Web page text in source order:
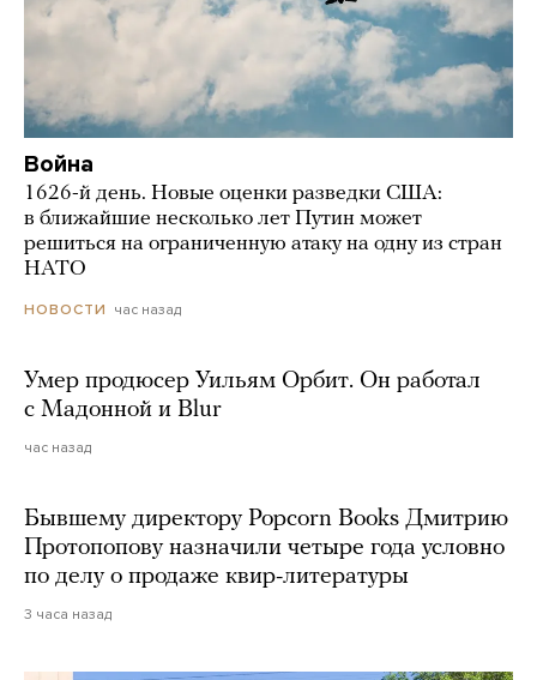
Война
1626-й день. Новые оценки разведки США:
в ближайшие несколько лет Путин может
решиться на ограниченную атаку на одну из стран
НАТО
НОВОСТИ час назад
Умер продюсер Уильям Орбит. Он работал
с Мадонной и Blur
час назад
Бывшему директору Popcorn Books Дмитрию
Протопопову назначили четыре года условно
по делу о продаже квир-литературы
3 часа назад